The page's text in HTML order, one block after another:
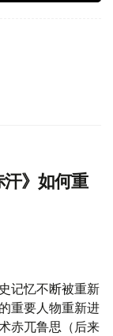
》如何重
记忆不断被重新
重要人物重新进
赤兀鲁思（后来